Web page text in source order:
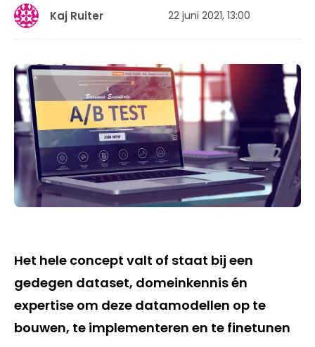
Kaj Ruiter 22 juni 2021, 13:00
Het hele concept valt of staat bij een
gedegen dataset, domeinkennis én
expertise om deze datamodellen op te
bouwen, te implementeren en te finetunen